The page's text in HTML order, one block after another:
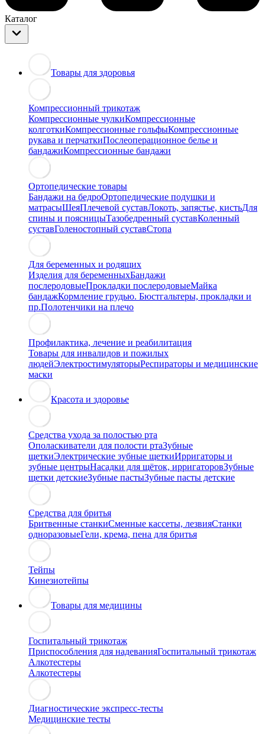
Каталог
Товары для здоровья
Компрессионный трикотаж
Компрессионные чулкиКомпрессионные
колготкиКомпрессионные гольфыКомпрессионные
рукава и перчаткиПослеоперационное белье и
бандажиКомпрессионные бандажи
Ортопедические товары
Бандажи на бедроОртопедические подушки и
матрасыШеяПлечевой суставЛокоть, запястье, кистьДля
спины и поясницыТазобедренный суставКоленный
суставГоленостопный суставСтопа
Для беременных и родящих
Изделия для беременныхБандажи
послеродовыеПрокладки послеродовыеМайка
бандажКормление грудью. Бюстгальтеры, прокладки и
пр.Полотенчики на плечо
Профилактика, лечение и реабилитация
Товары для инвалидов и пожилых
людейЭлектростимуляторыРеспираторы и медицинские
маски
Красота и здоровье
Средства ухода за полостью рта
Ополаскиватели для полости ртаЗубные
щеткиЭлектрические зубные щеткиИрригаторы и
зубные центрыНасадки для щёток, ирригаторовЗубные
щетки детскиеЗубные пастыЗубные пасты детские
Средства для бритья
Бритвенные станкиСменные кассеты, лезвияСтанки
одноразовыеГели, крема, пена для бритья
Тейпы
Кинезиотейпы
Товары для медицины
Госпитальный трикотаж
Приспособления для надеванияГоспитальный трикотаж
Алкотестеры
Алкотестеры
Диагностические экспресс-тесты
Медицинские тесты